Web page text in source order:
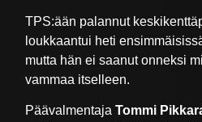
TPS:ään palannut
loukkaantui heti
mutta hän ei saanut onneksi
vammaa itselleen.
Päävalmentaja Tommi